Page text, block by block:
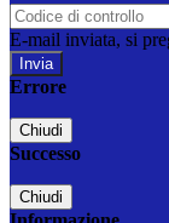
E-mail inviata, si
Errore
Chiudi
Successo
Chiudi